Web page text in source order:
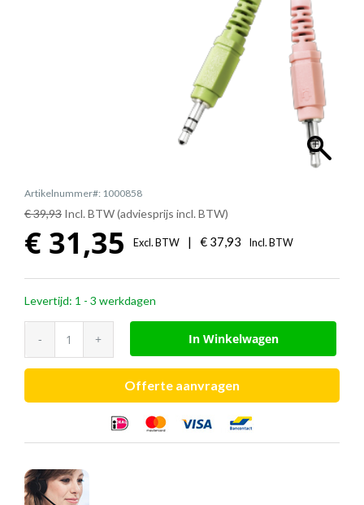
Artikelnummer#: 1000858
€ 39,93 Incl. BTW (adviesprijs incl. BTW)
€ 31,35 Excl. BTW | € 37,93 Incl. BTW
Levertijd: 1 - 3 werkdagen
CEDPC
aansluitsnoer
→
2
x
In Winkelwagen
Offerte aanvragen